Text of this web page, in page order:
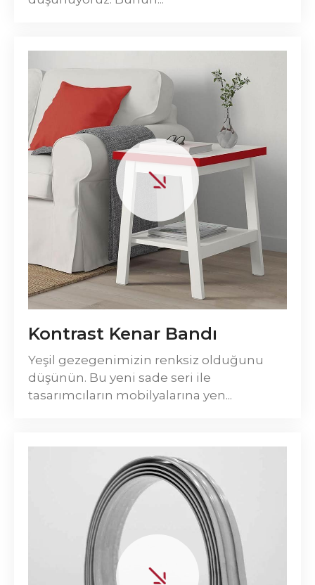
Kontrast Kenar Bandı
Yeşil gezegenimizin renksiz olduğunu
düşünün. Bu yeni sade seri ile
tasarımcıların mobilyalarına yen...